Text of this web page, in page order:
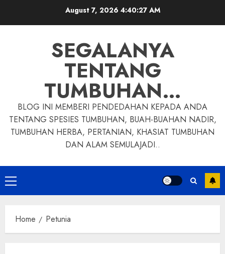
August 7, 2026 4:40:28 AM
SEGALANYA
TENTANG
TUMBUHAN…
BLOG INI MEMBERI PENDEDAHAN KEPADA ANDA
TENTANG SPESIES TUMBUHAN, BUAH-BUAHAN NADIR,
TUMBUHAN HERBA, PERTANIAN, KHASIAT TUMBUHAN
DAN ALAM SEMULAJADI..
Primary
Menu
Home Petunia